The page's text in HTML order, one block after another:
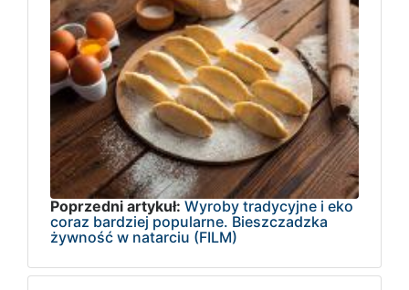
Poprzedni artykuł: Wyroby tradycyjne i eko
coraz bardziej popularne. Bieszczadzka
żywność w natarciu (FILM)